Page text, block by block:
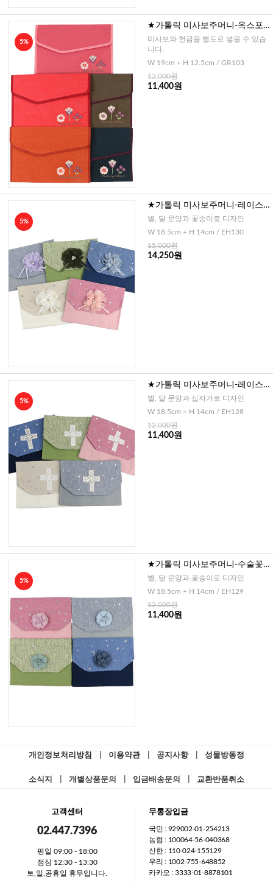
5%
★가톨릭 미사보주머니-옥스포
드 꽃자수
미사보와 헌금을 별도로 넣을 수 있습
니다.
W 19cm + H 12.5cm / GR103
12,000원
11,400원
5%
★가톨릭 미사보주머니-레이스
꽃
별, 달 문양과 꽃송이로 디자인
W 18.5cm + H 14cm / EH130
15,000원
14,250원
5%
★가톨릭 미사보주머니-레이스
십자가
별, 달 문양과 십자가로 디자인
W 18.5cm + H 14cm / EH128
12,000원
11,400원
5%
★가톨릭 미사보주머니-수술꽃
코사지
별, 달 문양과 꽃송이로 디자인
W 18.5cm + H 14cm / EH129
12,000원
11,400원
개인정보처리방침 이용약관 공지사항 성물방동정
소식지 개별상품문의 입금배송문의 교환반품취소
고객센터
02.447.7396
평일 09:00 - 18:00
점심 12:30 - 13:30
토,일,공휴일 휴무입니다.
무통장입금
국민 : 929002-01-254213
농협 : 100064-56-040368
신한 : 110-024-155129
우리 : 1002-755-648852
카카오 : 3333-01-8878101